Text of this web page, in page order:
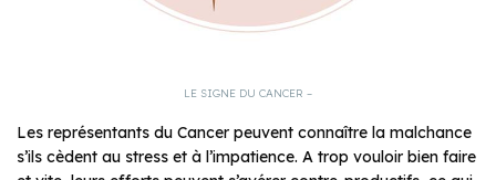
LE SIGNE DU CANCER –
Les représentants du Cancer peuvent connaître la malchance
s’ils cèdent au stress et à l’impatience. A trop vouloir bien faire